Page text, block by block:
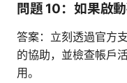
問題 10：如果啟
答案：立刻透過官方
的協助，並檢查帳戶
用。